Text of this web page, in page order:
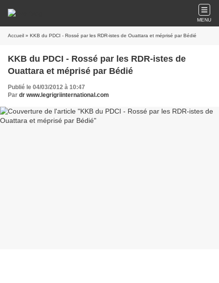
MENU
Accueil » KKB du PDCI - Rossé par les RDR-istes de Ouattara et méprisé par Bédié
KKB du PDCI - Rossé par les RDR-istes de
Ouattara et méprisé par Bédié
Publié le 04/03/2012 à 10:47
Par dr www.legrigriinternational.com